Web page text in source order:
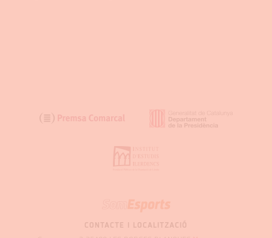
SOM
GARRIGUES
CONTACTE I LOCALITZACIÓ